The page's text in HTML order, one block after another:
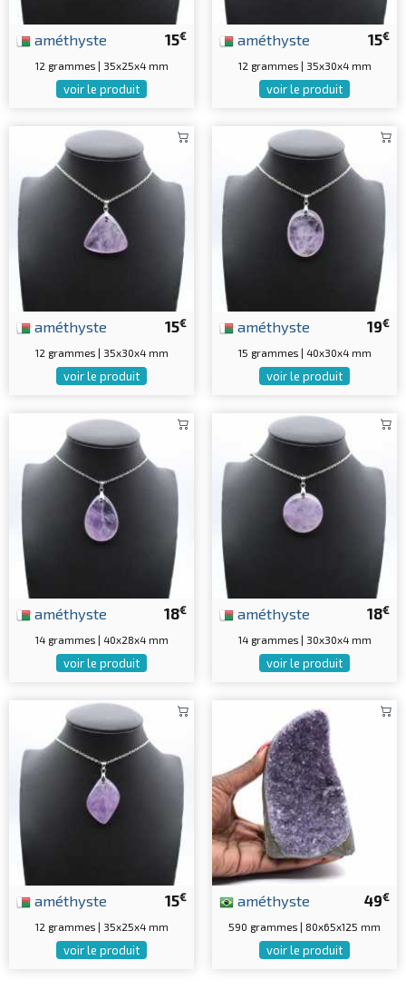
15€
améthyste
12 grammes | 35x25x4 mm
voir le produit
15€
améthyste
12 grammes | 35x30x4 mm
voir le produit
15€
améthyste
12 grammes | 35x30x4 mm
voir le produit
19€
améthyste
15 grammes | 40x30x4 mm
voir le produit
18€
améthyste
14 grammes | 40x28x4 mm
voir le produit
18€
améthyste
14 grammes | 30x30x4 mm
voir le produit
15€
améthyste
12 grammes | 35x25x4 mm
voir le produit
49€
améthyste
590 grammes | 80x65x125 mm
voir le produit